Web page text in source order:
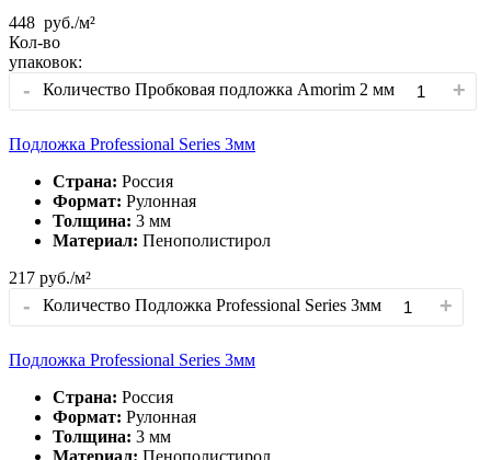
448 руб./м²
Кол-во
упаковок:
- Количество Пробковая подложка Amorim 2 мм +
Подложка Professional Series 3мм
Страна: Россия
Формат: Рулонная
Толщина: 3 мм
Материал: Пенополистирол
217 руб./м²
- Количество Подложка Professional Series 3мм +
Подложка Professional Series 3мм
Страна: Россия
Формат: Рулонная
Толщина: 3 мм